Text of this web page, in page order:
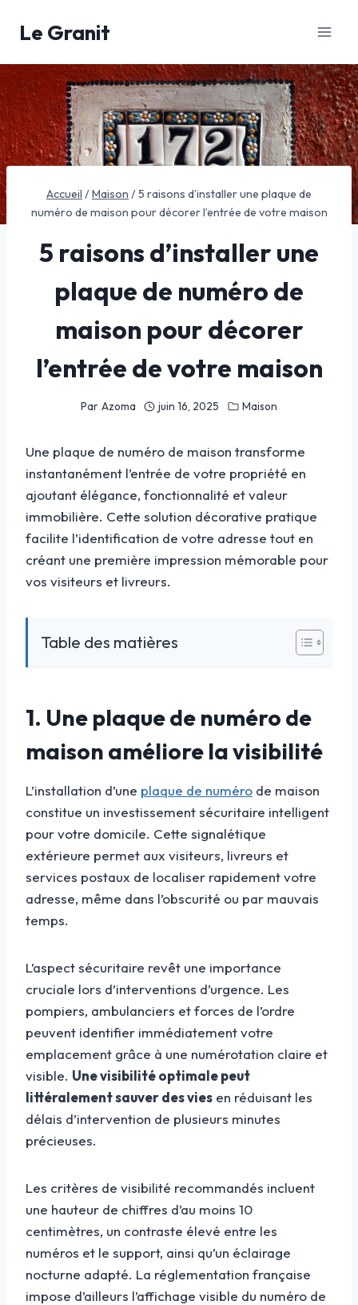
Le Granit
Accueil /Maison /5 raisons d’installer une plaque de
numéro de maison pour décorer l’entrée de votre maison
5 raisons d’installer une
plaque de numéro de
maison pour décorer
l’entrée de votre maison
Par Azoma juin 16, 2025 Maison
Une plaque de numéro de maison transforme
instantanément l’entrée de votre propriété en
ajoutant élégance, fonctionnalité et valeur
immobilière. Cette solution décorative pratique
facilite l’identification de votre adresse tout en
créant une première impression mémorable pour
vos visiteurs et livreurs.
Table des matières
1. Une plaque de numéro de
maison améliore la visibilité
L’installation d’une plaque de numéro de maison
constitue un investissement sécuritaire intelligent
pour votre domicile. Cette signalétique
extérieure permet aux visiteurs, livreurs et
services postaux de localiser rapidement votre
adresse, même dans l’obscurité ou par mauvais
temps.
L’aspect sécuritaire revêt une importance
cruciale lors d’interventions d’urgence. Les
pompiers, ambulanciers et forces de l’ordre
peuvent identifier immédiatement votre
emplacement grâce à une numérotation claire et
visible. Une visibilité optimale peut
littéralement sauver des vies en réduisant les
délais d’intervention de plusieurs minutes
précieuses.
Les critères de visibilité recommandés incluent
une hauteur de chiffres d’au moins 10
centimètres, un contraste élevé entre les
numéros et le support, ainsi qu’un éclairage
nocturne adapté. La réglementation française
impose d’ailleurs l’affichage visible du numéro de